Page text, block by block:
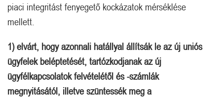
piaci integritást fenyegető kockázatok mérséklése
mellett.
1) elvárt, hogy azonnali hatállyal állítsák le az új uniós
ügyfelek beléptetését, tartózkodjanak az új
ügyfélkapcsolatok felvételétől és -számlák
megnyitásától, illetve szüntessék meg a